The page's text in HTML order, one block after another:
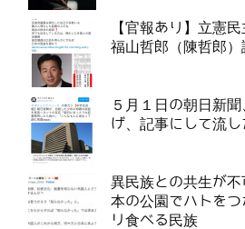
【官報あり】立憲
福山哲郎（陳哲郎）
５月１日の朝日新
げ、記事にして流し
異民族との共生が
本の公園でハトを
リ食べる民族